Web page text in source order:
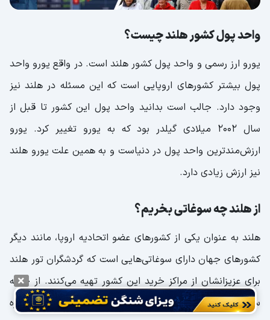
واحد پول کشور هلند چیست؟
یورو ارز رسمی و واحد پول کشور هلند است. در واقع یورو واحد
پول بیشتر کشورهای اروپایی است که این مسئله در هلند نیز
وجود دارد. جالب است بدانید واحد پول این کشور تا قبل از
سال 2002 میلادی گیلدر بود که به یورو تغییر کرد. یورو
ارزش‌مندترین واحد پول در دنیاست و به همین علت یورو هلند
نیز ارزش زیادی دارد.
از هلند چه سوغاتی بخریم؟
هلند به عنوان یکی از کشورهای عضو اتحادیه اروپا، مانند دیگر
کشورهای جهان دارای سوغاتی‌هایی است که گردشگران تور هلند
برای عزیزانشان از مراکز خرید این کشور تهیه می‌کنند. از جمله
سوغاتی‌های معروف کشور هلند می‌توانیم به موارد زیر اشاره